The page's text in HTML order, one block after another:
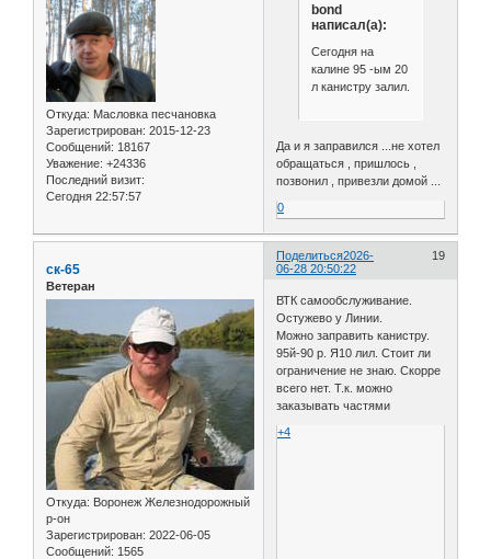
Откуда: Масловка песчановка
Зарегистрирован: 2015-12-23
Сообщений: 18167
Уважение: +24336
Последний визит:
Сегодня 22:57:57
bond
написал(а):
Сегодня на
калине 95 -ым 20
л канистру залил.
Да и я заправился ...не хотел
обращаться , пришлось ,
позвонил , привезли домой ...
0
Поделиться 19
2026-
06-28 20:50:22
ск-65
Ветеран
Откуда: Воронеж Железнодорожный
р-он
Зарегистрирован: 2022-06-05
Сообщений: 1565
ВТК самообслуживание.
Остужево у Линии.
Можно заправить канистру.
95й-90 р. Я10 лил. Стоит ли
ограничение не знаю. Скорре
всего нет. Т.к. можно
заказывать частями
+4